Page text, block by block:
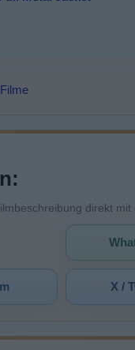
direkt
X /